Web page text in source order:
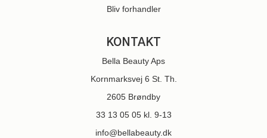
Bliv forhandler
KONTAKT
Bella Beauty Aps
Kornmarksvej 6 St. Th.
2605 Brøndby
33 13 05 05kl. 9-13
info@bellabeauty.dk